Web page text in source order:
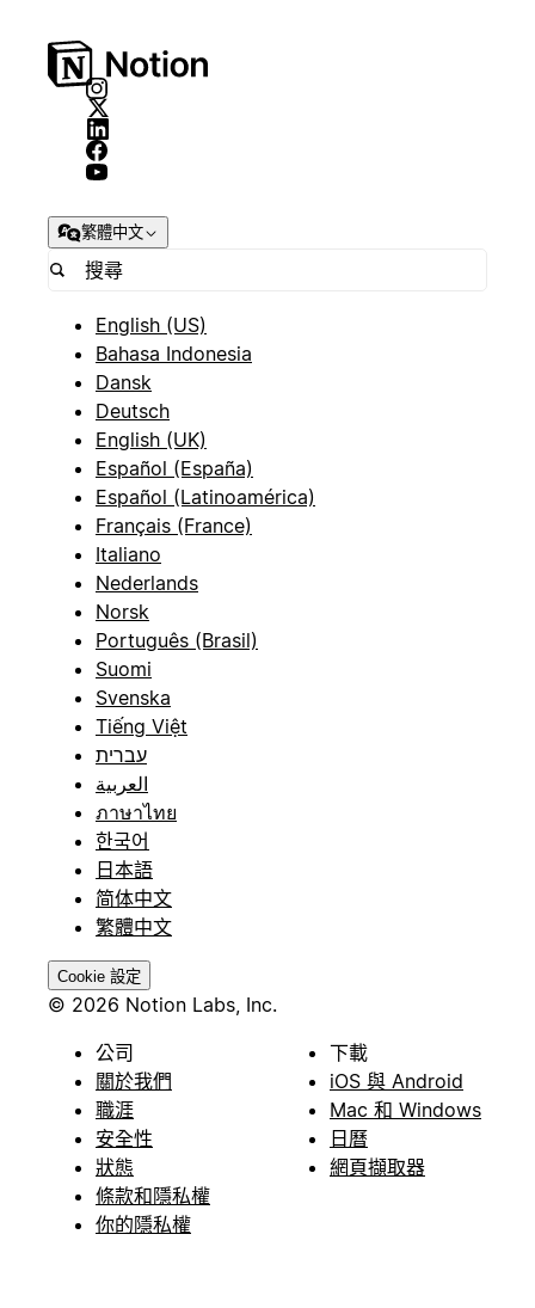
繁體中文
English (US)
Bahasa Indonesia
Dansk
Deutsch
English (UK)
Español (España)
Español (Latinoamérica)
Français (France)
Italiano
Nederlands
Norsk
Português (Brasil)
Suomi
Svenska
Tiếng Việt
עברית
العربية
ภาษาไทย
한국어
日本語
简体中文
繁體中文
Cookie 設定
© 2026 Notion Labs, Inc.
公司
關於我們
職涯
安全性
狀態
條款和隱私權
你的隱私權
下載
iOS 與 Android
Mac 和 Windows
日曆
網頁擷取器